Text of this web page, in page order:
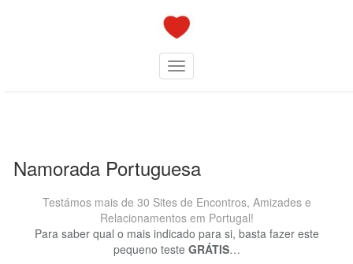
Toggle navigation
Namorada Portuguesa
Testámos mais de 30 Sites de Encontros, Amizades e
Relacionamentos em Portugal!
Para saber qual o mais indicado para si, basta fazer este
pequeno teste GRÁTIS…